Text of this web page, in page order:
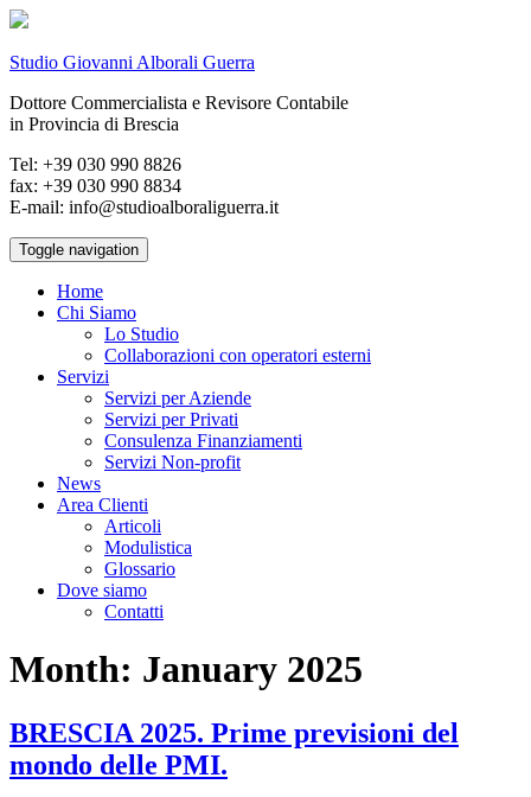
Studio Giovanni Alborali Guerra
Dottore Commercialista e Revisore Contabile
in Provincia di Brescia
Tel: +39 030 990 8826
fax: +39 030 990 8834
E-mail: info@studioalboraliguerra.it
Toggle navigation
Home
Chi Siamo
Lo Studio
Collaborazioni con operatori esterni
Servizi
Servizi per Aziende
Servizi per Privati
Consulenza Finanziamenti
Servizi Non-profit
News
Area Clienti
Articoli
Modulistica
Glossario
Dove siamo
Contatti
Month: January 2025
BRESCIA 2025. Prime previsioni del
mondo delle PMI.